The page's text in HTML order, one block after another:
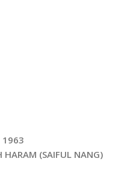
1963
HARAM (SAIFUL NANG)